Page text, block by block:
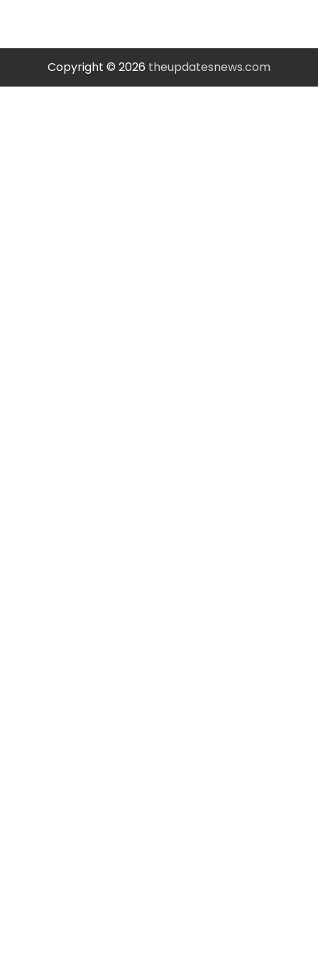
Copyright © 2026 theupdatesnews.com